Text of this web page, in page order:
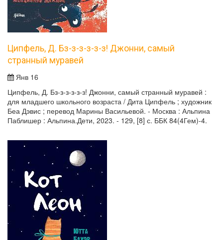
Ципфель, Д. Бз-з-з-з-з-з! Джонни, самый
странный муравей
Янв 16
Ципфель, Д. Бз-з-з-з-з-з! Джонни, самый странный муравей :
для младшего школьного возраста / Дита Ципфель ; художник
Беа Дэвис ; перевод Марины Васильевой. - Москва : Альпина
Паблишер : Альпина.Дети, 2023. - 129, [8] с. ББК 84(4Гем)-4.